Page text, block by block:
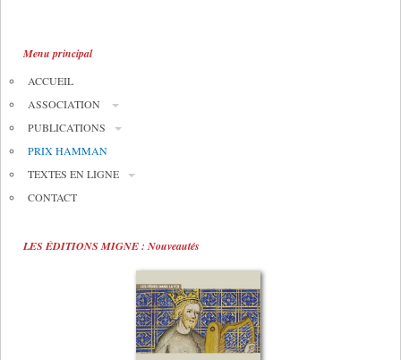
Menu principal
ACCUEIL
ASSOCIATION
PUBLICATIONS
PRIX HAMMAN
TEXTES EN LIGNE
CONTACT
LES ÉDITIONS MIGNE : Nouveautés